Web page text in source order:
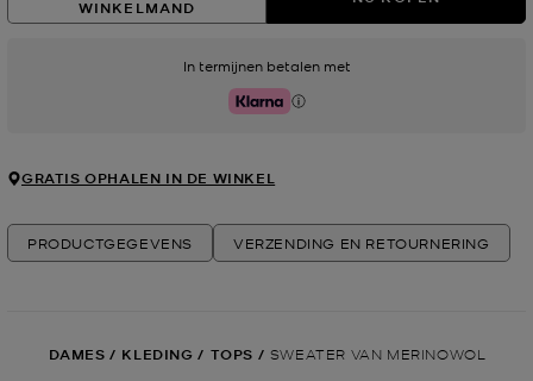
WINKELMAND
In termijnen betalen met
Klarna
GRATIS OPHALEN IN DE WINKEL
PRODUCTGEGEVENS VERZENDING EN RETOURNERING
DAMES / KLEDING / TOPS / SWEATER VAN MERINOWOL